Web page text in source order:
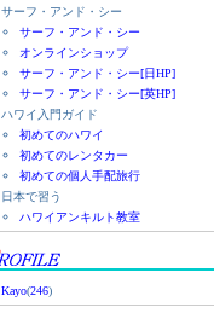
サーフ・アンド・シー
サーフ・アンド・シー
オンラインショップ
サーフ・アンド・シー[日HP]
サーフ・アンド・シー[英HP]
ハワイ入門ガイド
初めてのハワイ
初めてのレンタカー
初めての個人手配旅行
日本で習う
ハワイアンキルト教室
Kayo(246)